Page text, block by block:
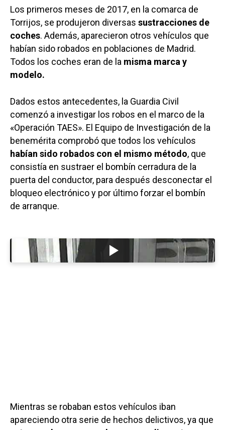
Los primeros meses de 2017, en la comarca de
Torrijos, se produjeron diversas sustracciones de
coches. Además, aparecieron otros vehículos que
habían sido robados en poblaciones de Madrid.
Todos los coches eran de la misma marca y
modelo.
Dados estos antecedentes, la Guardia Civil
comenzó a investigar los robos en el marco de la
«Operación TAES». El Equipo de Investigación de la
benemérita comprobó que todos los vehículos
habían sido robados con el mismo método, que
consistía en sustraer el bombín cerradura de la
puerta del conductor, para después desconectar el
bloqueo electrónico y por último forzar el bombín
de arranque.
Mientras se robaban estos vehículos iban
apareciendo otra serie de hechos delictivos, ya que